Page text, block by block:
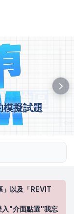
擬試題
以及「REVIT
"介面點選"我忘